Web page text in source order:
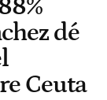
dé
Ceuta